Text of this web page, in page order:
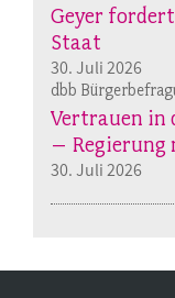
Geyer
Staat
30. Juli 2026
dbb
Vertrauen in
– Regierung
30. Juli 2026